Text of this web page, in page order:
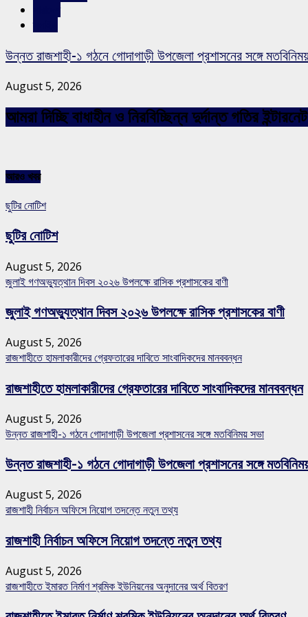
উন্নত রাজশাহী-১ গঠনে গোদাগাড়ী উপজেলা প্রশাসনের সঙ্গে
August 5, 2026
আমরা দিচ্ছি বাধাহীন ও নিরবিচ্ছিন্ন দুর্দান্ত গতির
আরও খবর
ছুটির নোটিশ
ছুটির নোটিশ
August 5, 2026
জুলাই গণঅভ্যুত্থান দিবস ২০২৬ উপলক্ষে রাসিক প্রশাসকের বাণী
জুলাই গণঅভ্যুত্থান দিবস ২০২৬ উপলক্ষে রাসিক প্রশাসকের বাণী
August 5, 2026
রাজশাহীতে হামলাকারীদের গ্রেফতারের দাবিতে সাংবাদিকদের মানববন্ধন
রাজশাহীতে হামলাকারীদের গ্রেফতারের দাবিতে সাংবাদিকদের মানববন্ধন
August 5, 2026
উন্নত রাজশাহী-১ গঠনে গোদাগাড়ী উপজেলা প্রশাসনের সঙ্গে মতবিনিময় সভা
উন্নত রাজশাহী-১ গঠনে গোদাগাড়ী উপজেলা প্রশাসনের সঙ্গে
August 5, 2026
রাজশাহী নির্বাচন অফিসে নিয়োগ তদন্তে নতুন তথ্য
রাজশাহী নির্বাচন অফিসে নিয়োগ তদন্তে নতুন তথ্য
August 5, 2026
রাজশাহীতে ইমারত নির্মাণ শ্রমিক ইউনিয়নের অনুদানের অর্থ বিতরণ